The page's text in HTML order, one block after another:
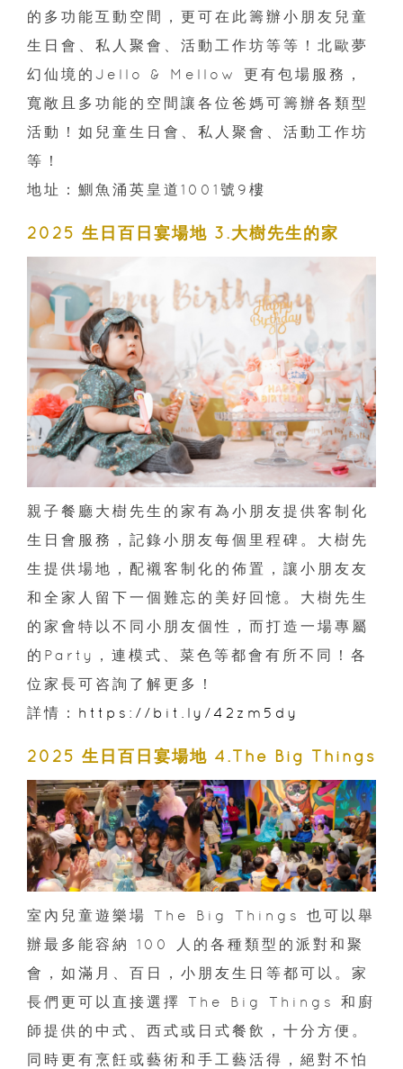
的多功能互動空間，更可在此籌辦小朋友兒童
生日會、私人聚會、活動工作坊等等！北歐夢
幻仙境的Jello & Mellow 更有包場服務，
寬敞且多功能的空間讓各位爸媽可籌辦各類型
活動！如兒童生日會、私人聚會、活動工作坊
等！
地址：鰂魚涌英皇道1001號9樓
2025 生日百日宴場地 3.大樹先生的家
親子餐廳大樹先生的家有為小朋友提供客制化
生日會服務，記錄小朋友每個里程碑。大樹先
生提供場地，配襯客制化的佈置，讓小朋友友
和全家人留下一個難忘的美好回憶。大樹先生
的家會特以不同小朋友個性，而打造一場專屬
的Party，連模式、菜色等都會有所不同！各
位家長可咨詢了解更多！
詳情： https://bit.ly/42zm5dy
2025 生日百日宴場地 4.The Big Things
室內兒童遊樂場 The Big Things 也可以舉
辦最多能容納 100 人的各種類型的派對和聚
會，如滿月、百日，小朋友生日等都可以。家
長們更可以直接選擇 The Big Things 和廚
師提供的中式、西式或日式餐飲，十分方便。
同時更有烹飪或藝術和手工藝活得，絕對不怕